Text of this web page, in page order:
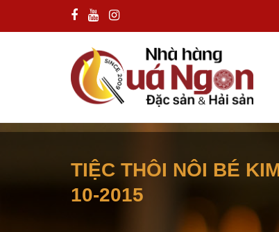
TIỆC THÔI NÔI BÉ
10-2015